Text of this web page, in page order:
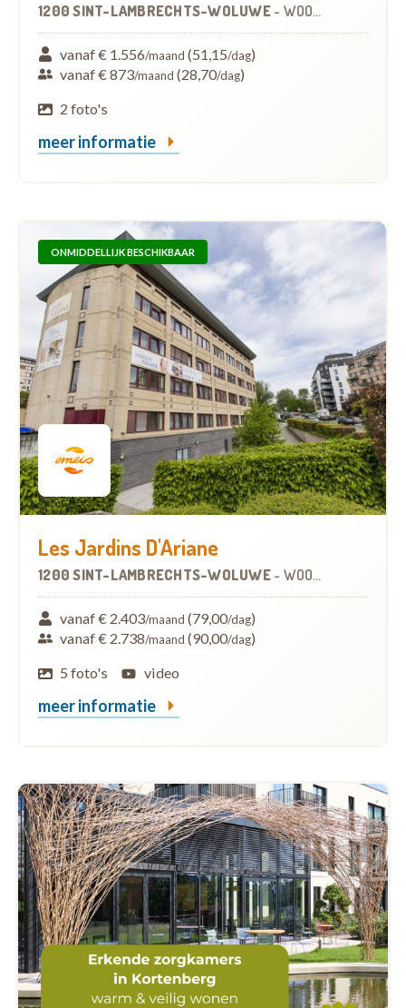
1200 SINT-LAMBRECHTS-WOLUWE - WOONZORGCENTRUM (WZC)
vanaf € 1.556/maand (51,15/dag)
vanaf € 873/maand (28,70/dag)
2 foto's
meer informatie
ONMIDDELLIJK BESCHIKBAAR
Les Jardins D'Ariane
1200 SINT-LAMBRECHTS-WOLUWE - WOONZORGCENTRUM (WZC)
vanaf € 2.403/maand (79,00/dag)
vanaf € 2.738/maand (90,00/dag)
5 foto's
video
meer informatie